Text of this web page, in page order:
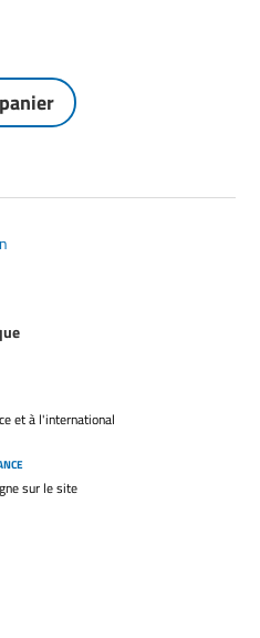
et à l'international
sur le site